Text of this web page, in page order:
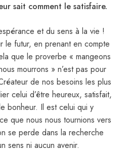
sait comment le satisfaire.
et du sens à la vie !
le futur, en prenant en compte
que le proverbe « mangeons
mourrons » n’est pas pour
de nos besoins les plus
celui d’être heureux, satisfait,
bonheur. Il est celui qui y
que nous nous tournions vers
se perde dans la recherche
sens ni aucun avenir.